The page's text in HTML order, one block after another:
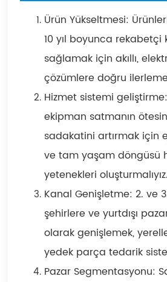
Ürün Yükseltmesi:
10 yıl boyunca rekabetçi
sağlamak için akıllı,
çözümlere doğru
Hizmet sistemi
ekipman satmanın
sadakatini artırmak için
ve tam yaşam döngüsü
yetenekleri oluşturmalıyız.
Kanal Genişletme: 2. ve
şehirlere ve yurtdışı
olarak genişlemek,
yedek parça tedarik
Pazar Segmentasyonu: